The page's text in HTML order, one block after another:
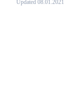
Updated 08.01.2021